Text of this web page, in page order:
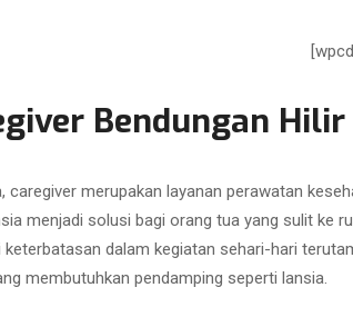
Bendungan Hilir
caregiver merupakan layanan perawatan
menjadi solusi bagi orang tua yang sulit ke
dalam kegiatan sehari-hari
membutuhkan pendamping seperti lansia.